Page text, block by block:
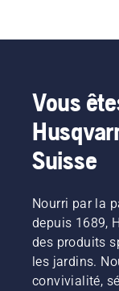
Vous
Suisse
Nourri par la
depuis 1689,
des produits
les jardins.
convivialité,